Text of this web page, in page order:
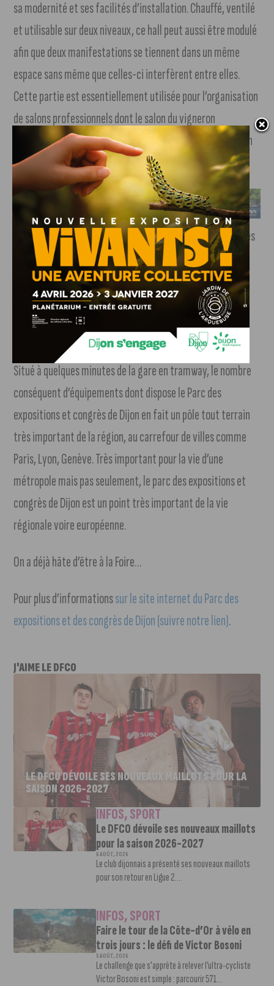
sa modernité et ses facilités d’installation. Chauffé, ventilé
et utilisable sur deux niveaux, ce hall peut aussi être modulé
afin que deux manifestations se tiennent dans un même
espace sans même que celles-ci interfèrent entre elles.
Cette partie est essentiellement utilisée pour l’organisation
de salons professionnels dont le salon du vigneron
indépendant et le salon du mariage, ainsi que le repas de fin
d’année des aînés et le salon des maires de la Côte-d’Or.
Possibilité également de s’y restaurer en sollicitant l’un des
traiteurs conventionnés au sein du Parc. Très utile pour les
organisateurs.
Un pôle multifonctions métropolitain, régional et
Situé à quelques minutes de la gare en tramway, le nombre
conséquent d’équipements dont dispose le Parc des
expositions et congrès de Dijon en fait un pôle tout terrain
très important de la région, au carrefour de villes comme
Paris, Lyon, Genève. Très important pour la vie d’une
métropole mais pas seulement, le parc des expositions et
congrès de Dijon est un point très important de la vie
régionale voire européenne.
On a déjà hâte d’être à la Foire…
Pour plus d’informationssur le site internet du Parc des
expositions et des congrès de Dijon (suivre notre lien).
J'AIME LE DFCO
LE DFCO DÉVOILE SES NOUVEAUX MAILLOTS POUR LA
SAISON 2026-2027
INFOS,SPORT
Le DFCO dévoile ses nouveaux maillots
pour la saison 2026-2027
6 AOÛT, 2026
Le club dijonnais a présenté ses nouveaux maillots
pour son retour en Ligue 2....
INFOS,SPORT
Faire le tour de la Côte-d’Or à vélo en
trois jours : le défi de Victor Bosoni
5 AOÛT, 2026
Le challenge que s’apprête à relever l’ultra-cycliste
Victor Bosoni est simple : parcourir 571...